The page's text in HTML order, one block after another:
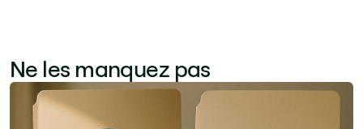
Ne les manquez pas